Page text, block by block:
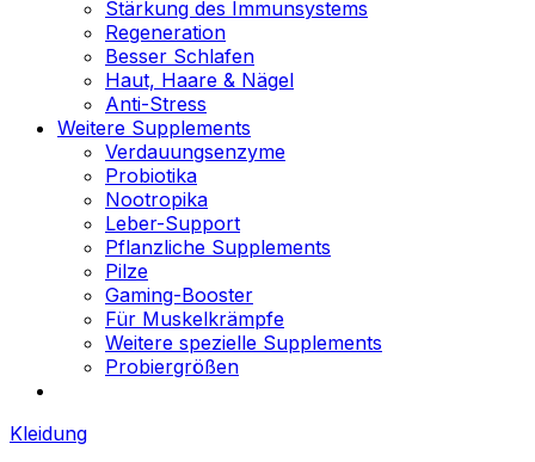
Stärkung des Immunsystems
Regeneration
Besser Schlafen
Haut, Haare & Nägel
Anti-Stress
Weitere Supplements
Verdauungsenzyme
Probiotika
Nootropika
Leber-Support
Pflanzliche Supplements
Pilze
Gaming-Booster
Für Muskelkrämpfe
Weitere spezielle Supplements
Probiergrößen
Kleidung